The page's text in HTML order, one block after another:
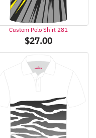
Custom Polo Shirt 281
$27.00